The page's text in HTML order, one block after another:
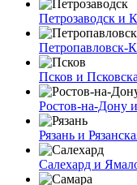
Петрозаводск и
Петропавловск-
Псков и
Ростов-на-Дону
Рязань и
Салехард и